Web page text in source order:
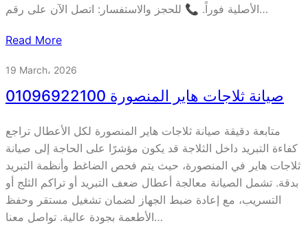
الأصلية فوراً. 📞 للحجز والاستفسار: اتصل الآن على رقم…
Read More
19 March، 2026
صيانة ثلاجات هاير المنصورة 01096922100
متابعة دقيقة صيانة ثلاجات هاير المنصورة لكل الأعطال تراجع
كفاءة التبريد داخل الثلاجة قد يكون مؤشرًا على الحاجة إلى صيانة
ثلاجات هاير في المنصورة، حيث يتم فحص الضاغط وأنظمة التبريد
بدقة. تشمل الصيانة معالجة أعطال ضعف التبريد أو تراكم الثلج أو
التسريب، مع إعادة ضبط الجهاز لضمان تشغيل مستقر وحفظ
الأطعمة بجودة عالية. تواصل معنا…